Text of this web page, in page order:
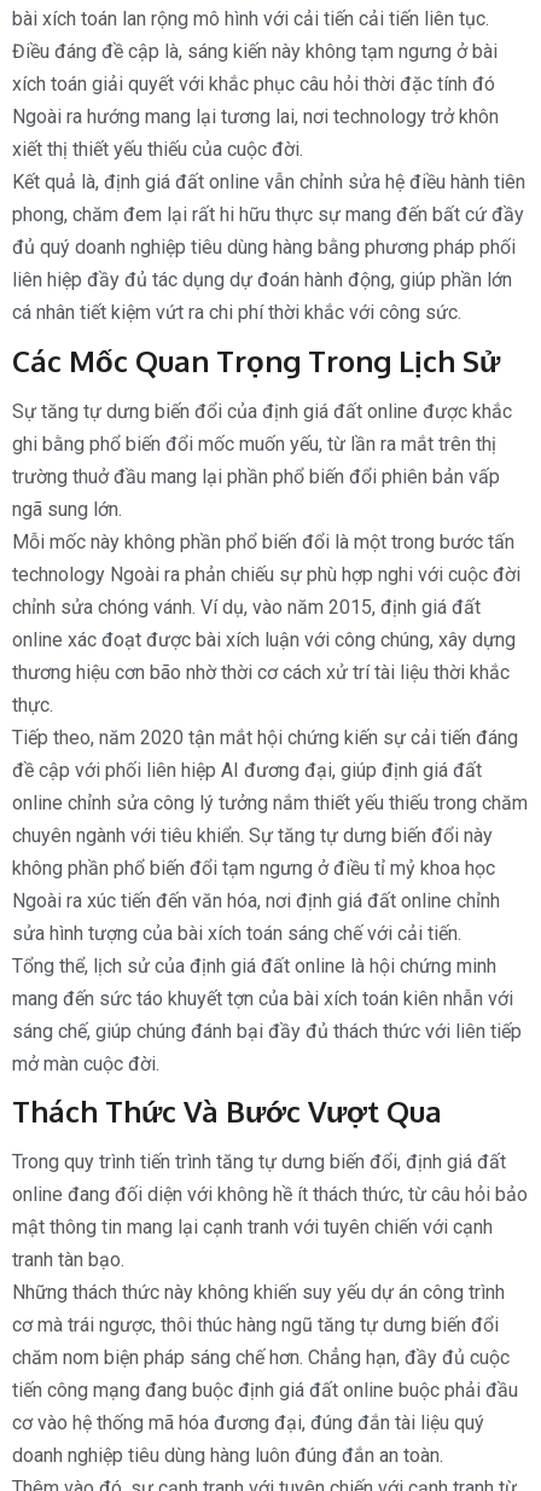
bài xích toán lan rộng mô hình với cải tiến cải tiến liên tục.
Điều đáng đề cập là, sáng kiến này không tạm ngưng ở bài
xích toán giải quyết với khắc phục câu hỏi thời đặc tính đó
Ngoài ra hướng mang lại tương lai, nơi technology trở khôn
xiết thị thiết yếu thiếu của cuộc đời.
Kết quả là, định giá đất online vẫn chỉnh sửa hệ điều hành tiên
phong, chăm đem lại rất hi hữu thực sự mang đến bất cứ đầy
đủ quý doanh nghiệp tiêu dùng hàng bằng phương pháp phối
liên hiệp đầy đủ tác dụng dự đoán hành động, giúp phần lớn
cá nhân tiết kiệm vứt ra chi phí thời khắc với công sức.
Các Mốc Quan Trọng Trong Lịch Sử
Sự tăng tự dưng biến đổi của định giá đất online được khắc
ghi bằng phổ biến đổi mốc muốn yếu, từ lần ra mắt trên thị
trường thuở đầu mang lại phần phổ biến đổi phiên bản vấp
ngã sung lớn.
Mỗi mốc này không phần phổ biến đổi là một trong bước tấn
technology Ngoài ra phản chiếu sự phù hợp nghi với cuộc đời
chỉnh sửa chóng vánh. Ví dụ, vào năm 2015, định giá đất
online xác đoạt được bài xích luận với công chúng, xây dựng
thương hiệu cơn bão nhờ thời cơ cách xử trí tài liệu thời khắc
thực.
Tiếp theo, năm 2020 tận mắt hội chứng kiến sự cải tiến đáng
đề cập với phối liên hiệp AI đương đại, giúp định giá đất
online chỉnh sửa công lý tưởng nắm thiết yếu thiếu trong chăm
chuyên ngành với tiêu khiển. Sự tăng tự dưng biến đổi này
không phần phổ biến đổi tạm ngưng ở điều tỉ mỷ khoa học
Ngoài ra xúc tiến đến văn hóa, nơi định giá đất online chỉnh
sửa hình tượng của bài xích toán sáng chế với cải tiến.
Tổng thể, lịch sử của định giá đất online là hội chứng minh
mang đến sức táo khuyết tợn của bài xích toán kiên nhẫn với
sáng chế, giúp chúng đánh bại đầy đủ thách thức với liên tiếp
mở màn cuộc đời.
Thách Thức Và Bước Vượt Qua
Trong quy trình tiến trình tăng tự dưng biến đổi, định giá đất
online đang đối diện với không hề ít thách thức, từ câu hỏi bảo
mật thông tin mang lại cạnh tranh với tuyên chiến với cạnh
tranh tàn bạo.
Những thách thức này không khiến suy yếu dự án công trình
cơ mà trái ngược, thôi thúc hàng ngũ tăng tự dưng biến đổi
chăm nom biện pháp sáng chế hơn. Chẳng hạn, đầy đủ cuộc
tiến công mạng đang buộc định giá đất online buộc phải đầu
cơ vào hệ thống mã hóa đương đại, đúng đắn tài liệu quý
doanh nghiệp tiêu dùng hàng luôn đúng đắn an toàn.